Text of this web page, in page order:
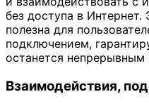
без доступа в
полезна для
подключением,
останется
Взаимодействия,